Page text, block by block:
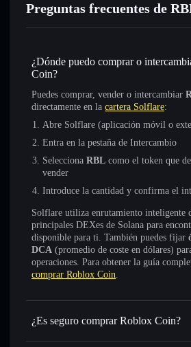
Preguntas frecuentes de
¿Dónde puedo comprar o
Coin?
Puedes comprar, vender o intercambiar
directamente en la cartera Solflare:
Abre Solflare (aplicación móvil o
Entra en la pestaña de Intercambio
Selecciona RBL como el token que
vender
Introduce la cantidad y confirma el
Solflare utiliza enrutamiento inteligente
principales DEXes de Solana para
disponible para ti. También puedes fijar
DCA (promedio de coste en dólares)
operaciones. Para obtener la guía
comprar Roblox Coin.
¿Es seguro comprar Roblox Coin?
Roblox Coin no está verificado